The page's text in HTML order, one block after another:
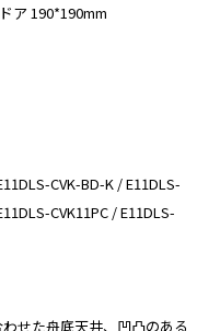
ア 190*190mm
CVK-BD-K / E11DLS-
CVK11PC / E11DLS-
せた舟底天井、凹凸のある